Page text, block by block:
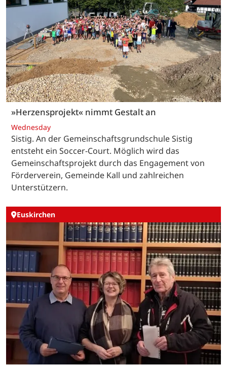
»Herzensprojekt« nimmt Gestalt an
Wednesday
Sistig. An der Gemeinschaftsgrundschule Sistig
entsteht ein Soccer-Court. Möglich wird das
Gemeinschaftsprojekt durch das Engagement von
Förderverein, Gemeinde Kall und zahlreichen
Unterstützern.
Euskirchen